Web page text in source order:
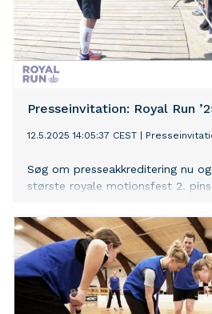
Presseinvitation: Royal Run
12.5.2025 14:05:37 CEST
Søg om presseakkreditering nu
største royale motionsfest 2.